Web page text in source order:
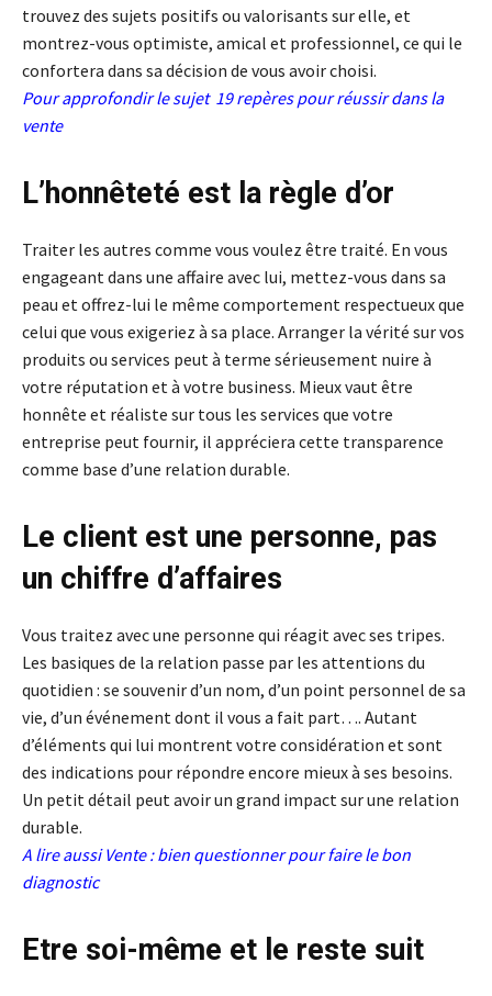
trouvez des sujets positifs ou valorisants sur elle, et
montrez-vous optimiste, amical et professionnel, ce qui le
confortera dans sa décision de vous avoir choisi.
Pour approfondir le sujet 19 repères pour réussir dans la
vente
L’honnêteté est la règle d’or
Traiter les autres comme vous voulez être traité. En vous
engageant dans une affaire avec lui, mettez-vous dans sa
peau et offrez-lui le même comportement respectueux que
celui que vous exigeriez à sa place. Arranger la vérité sur vos
produits ou services peut à terme sérieusement nuire à
votre réputation et à votre business. Mieux vaut être
honnête et réaliste sur tous les services que votre
entreprise peut fournir, il appréciera cette transparence
comme base d’une relation durable.
Le client est une personne, pas
un chiffre d’affaires
Vous traitez avec une personne qui réagit avec ses tripes.
Les basiques de la relation passe par les attentions du
quotidien : se souvenir d’un nom, d’un point personnel de sa
vie, d’un événement dont il vous a fait part…. Autant
d’éléments qui lui montrent votre considération et sont
des indications pour répondre encore mieux à ses besoins.
Un petit détail peut avoir un grand impact sur une relation
durable.
A lire aussiVente : bien questionner pour faire le bon
diagnostic
Etre soi-même et le reste suit